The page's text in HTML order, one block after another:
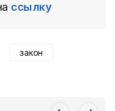
ссылку
закон